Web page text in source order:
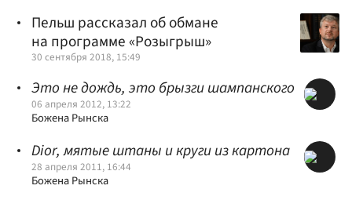
Пельш рассказал об обмане
на программе «Розыгрыш»
30 сентября 2018, 15:49
Это не дождь, это брызги шампанского
06 апреля 2012, 13:22
Божена Рынска
Dior, мятые штаны и круги из картона
28 апреля 2011, 16:44
Божена Рынска